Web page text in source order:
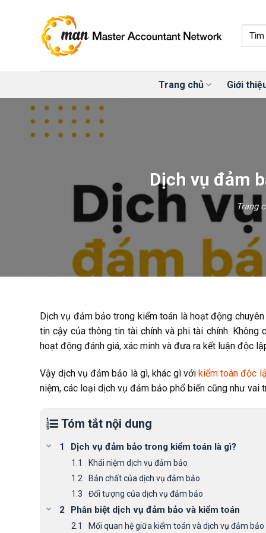
Trang chủ Giới
Dịch vụ đảm
Trang
Dịch vụ đảm bảo trong kiểm toán là hoạt động
tin cậy của thông tin tài chính và phi tài chính.
hoạt động đánh giá, xác minh và đưa ra kết luận độc
Vậy dịch vụ đảm bảo là gì, khác gì vớikiểm toán độc
niệm, các loại dịch vụ đảm bảo phổ biến cũng như vai
Tóm tắt nội dung
Dịch vụ đảm bảo trong kiểm toán là gì?
Khái niệm dịch vụ đảm bảo
Bản chất của dịch vụ đảm bảo
Đối tượng của dịch vụ đảm bảo
Phân biệt dịch vụ đảm bảo và kiểm toán
Mối quan hệ giữa kiểm toán và dịch vụ đảm bảo